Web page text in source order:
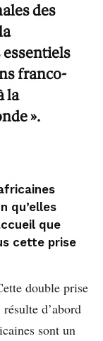
des
essentiels
franco-
la
».
qu’elles
que
cette prise
double prise
d’abord
sont un